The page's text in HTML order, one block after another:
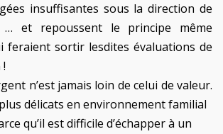
insuffisantes sous la direction de
… et repoussent le principe même
feraient sortir lesdites évaluations de
n’est jamais loin de celui de valeur.
plus délicats en environnement familial
qu’il est difficile d’échapper à un